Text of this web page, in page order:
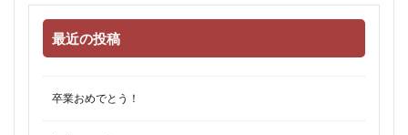
最近の投稿
卒業おめでとう！